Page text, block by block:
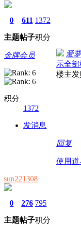
0
主题
611
帖子
1372
积分
金牌会员
积分
1372
发消息
爱
示全
楼主发
回复
使用道
sun221308
0
主题
276
帖子
795
积分